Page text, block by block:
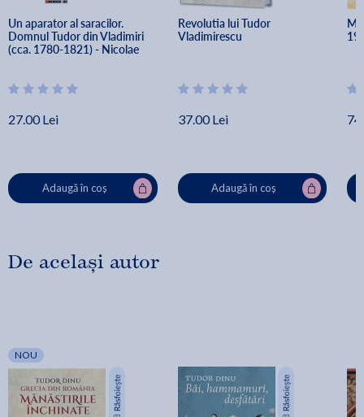
si de alta, revolutionarii sunt invesmantati in frumoase costume
de arnauti.
Un aparator al saracilor.
Domnul Tudor din Vladimiri
(cca. 1780-1821) - Nicolae
27.00 Lei
Adaugă în coș
Revolutia lui Tudor
Vladimirescu
37.00 Lei
Adaugă în coș
De același autor
NOU